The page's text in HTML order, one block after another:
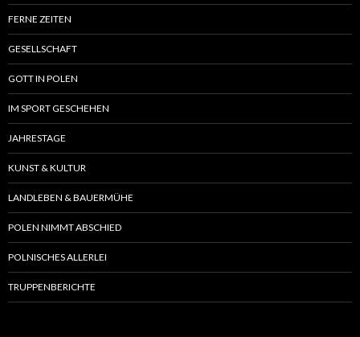
FERNE ZEITEN
GESELLSCHAFT
GOTT IN POLEN
IM SPORT GESCHEHEN
JAHRESTAGE
KUNST & KULTUR
LANDLEBEN & BAUERMÜHE
POLEN NIMMT ABSCHIED
POLNISCHES ALLERLEI
TRUPPENBERICHTE